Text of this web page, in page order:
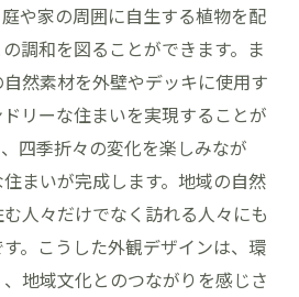
や家の周囲に自生する植物を配
調和を図ることができます。ま
然素材を外壁やデッキに使用す
リーな住まいを実現することが
四季折々の変化を楽しみなが
まいが完成します。地域の自然
人々だけでなく訪れる人々にも
。こうした外観デザインは、環
地域文化とのつながりを感じさ